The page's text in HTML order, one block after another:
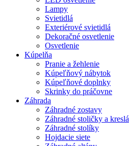
Lampy
Svietidlá
Exteriérové svietidlá
Dekoračné osvetlenie
Osvetlenie
Kúpelňa
Pranie a žehlenie
Kúpeľňový nábytok
Kúpeľňové doplnky
Skrinky do práčovne
Záhrada
Záhradné zostavy
Záhradné stoličky a kreslá
Záhradné stolíky
Hojdacie siete